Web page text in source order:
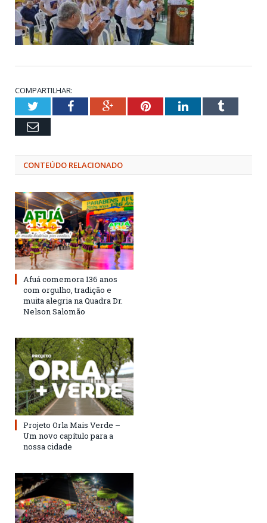
COMPARTILHAR:
TwitterFacebookGoogle+PinterestLinkedInTumblr
Email
CONTEÚDO RELACIONADO
Afuá comemora 136 anos
com orgulho, tradição e
muita alegria na Quadra Dr.
Nelson Salomão
Projeto Orla Mais Verde –
Um novo capítulo para a
nossa cidade